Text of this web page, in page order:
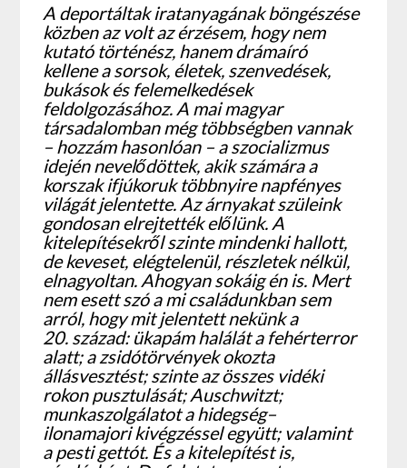
A deportáltak iratanyagának böngészése
közben az volt az érzésem, hogy nem
kutató történész, hanem drámaíró
kellene a sorsok, életek, szenvedések,
bukások és felemelkedések
feldolgozásához. A mai magyar
társadalomban még többségben vannak
– hozzám hasonlóan – a szocializmus
idején nevelődöttek, akik számára a
korszak ifjúkoruk többnyire napfényes
világát jelentette. Az árnyakat szüleink
gondosan elrejtették előlünk. A
kitelepítésekről szinte mindenki hallott,
de keveset, elégtelenül, részletek nélkül,
elnagyoltan. Ahogyan sokáig én is. Mert
nem esett szó a mi családunkban sem
arról, hogy mit jelentett nekünk a
20. század: ükapám halálát a fehérterror
alatt; a zsidótörvények okozta
állásvesztést; szinte az összes vidéki
rokon pusztulását; Auschwitzt;
munkaszolgálatot a hidegség–
ilonamajori kivégzéssel együtt; valamint
a pesti gettót. És a kitelepítést is,